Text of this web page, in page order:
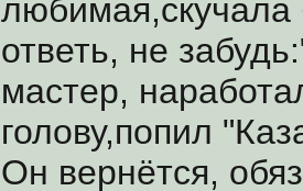
ответь, не
мастер,
голову,попил
Он вернётся,